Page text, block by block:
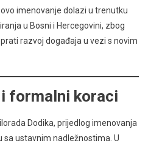
imenovanje dolazi u trenutku
u Bosni i Hercegovini, zbog
razvoj događaja u vezi s novim
formalni koraci
Dodika, prijedlog imenovanja
ustavnim nadležnostima. U